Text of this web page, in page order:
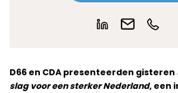
D66 en CDA presenteerden gisteren
slag voor een sterker Nederland, een